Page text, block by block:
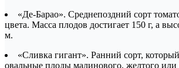
«Де-Барао». Среднепоздний сорт
цвета. Масса плодов достигает 150 г, а
м.
«Сливка гигант». Ранний сорт,
овальные плоды малинового, желтого или